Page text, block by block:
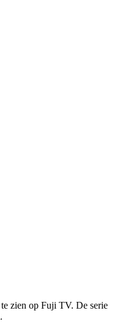
te zien op Fuji TV. De serie